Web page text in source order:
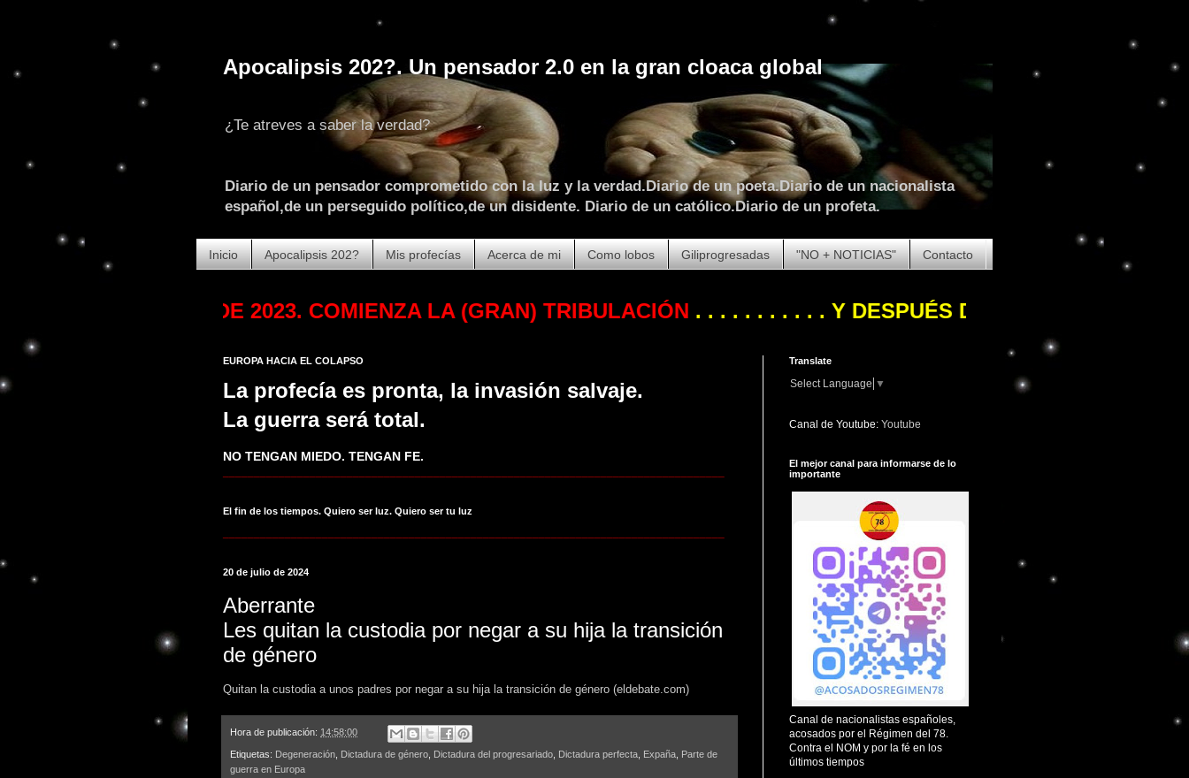
Apocalipsis 202?. Un pensador 2.0 en la gran cloaca global
¿Te atreves a saber la verdad?
Diario de un pensador comprometido con la luz y la verdad.Diario de un poeta.Diario de un nacionalista
español,de un perseguido político,de un disidente. Diario de un católico.Diario de un profeta.
Inicio Apocalipsis 202? Mis profecías Acerca de mi Como lobos Giliprogresadas "NO + NOTICIAS" Contacto
OCTUBRE DE 2023. COMIENZA LA (GRAN) TRIBULACIÓN. . . . . . . . . . . Y DESPUÉS DE OCTUBRE
EUROPA HACIA EL COLAPSO
La profecía es pronta, la invasión salvaje.
La guerra será total.
NO TENGAN MIEDO. TENGAN FE.
El fin de los tiempos. Quiero ser luz. Quiero ser tu luz
20 de julio de 2024
Aberrante
Les quitan la custodia por negar a su hija la transición
de género
Quitan la custodia a unos padres por negar a su hija la transición de género (eldebate.com)
Hora de publicación: 14:58:00
Etiquetas: Degeneración Dictadura de género Dictadura del progresariado Dictadura perfecta Expaña Parte de
guerra en Europa
Translate
Select Language ▼
Canal de Youtube: Youtube
El mejor canal para informarse de lo
importante
Canal de nacionalistas españoles,
acosados por el Régimen del 78.
Contra el NOM y por la fé en los
últimos tiempos